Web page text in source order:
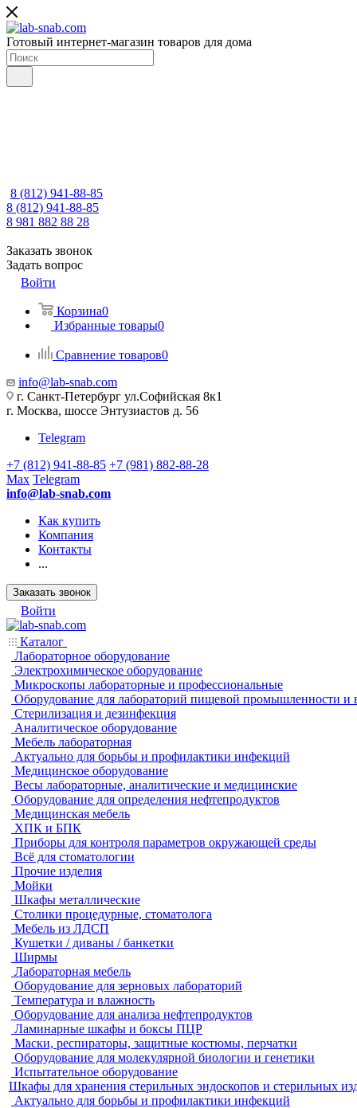
Готовый интернет-магазин товаров для дома
8 (812) 941-88-85
8 (812) 941-88-85
8 981 882 88 28
Заказать звонок
Задать вопрос
Войти
Корзина0
Избранные товары0
Сравнение товаров0
info@lab-snab.com
г. Санкт-Петербург ул.Софийская 8к1
г. Москва, шоссе Энтузиастов д. 56
Telegram
+7 (812) 941-88-85 +7 (981) 882-88-28
Max Telegram
info@lab-snab.com
Как купить
Компания
Контакты
...
Заказать звонок
Войти
Каталог
Лабораторное оборудование
Электрохимическое оборудование
Микроскопы лабораторные и профессиональные
Оборудование для лабораторий пищевой промышленности и
Стерилизация и дезинфекция
Аналитическое оборудование
Мебель лабораторная
Актуально для борьбы и профилактики инфекций
Медицинское оборудование
Весы лабораторные, аналитические и медицинские
Оборудование для определения нефтепродуктов
Медицинская мебель
ХПК и БПК
Приборы для контроля параметров окружающей среды
Всё для стоматологии
Прочие изделия
Мойки
Шкафы металлические
Столики процедурные, стоматолога
Мебель из ЛДСП
Кушетки / диваны / банкетки
Ширмы
Лабораторная мебель
Оборудование для зерновых лабораторий
Температура и влажность
Оборудование для анализа нефтепродуктов
Ламинарные шкафы и боксы ПЦР
Маски, респираторы, защитные костюмы, перчатки
Оборудование для молекулярной биологии и генетики
Испытательное оборудование
Шкафы для хранения стерильных эндоскопов и стерильных
Актуально для борьбы и профилактики инфекций